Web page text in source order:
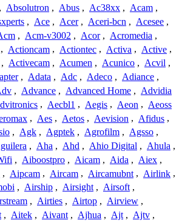
, Absolutron , Abus , Ac38xx , Acam ,
, Ace , Acer , Aceri-bcn , Acesee ,
, Acm-v3002 , Acor , Acromedia ,
, Actioncam , Actiontec , Activa , Active ,
, Activecam , Acumen , Acunico , Acvil ,
, Adata , Adc , Adeco , Adiance ,
, Advance , Advanced Home , Advidia
, Aecbl1 , Aegis , Aeon , Aeoss
, Aes , Aetos , Aevision , Afidus ,
, Agk , Agptek , Agrofilm , Agsso ,
, Aha , Ahd , Ahio Digital , Ahula ,
, Aiboostpro , Aicam , Aida , Aiex ,
, Aipcam , Aircam , Aircamubnt , Airlink ,
, Airship , Airsight , Airsoft ,
, Airties , Airtop , Airview ,
, Aitek , Aivant , Ajhua , Ajt , Ajtv ,